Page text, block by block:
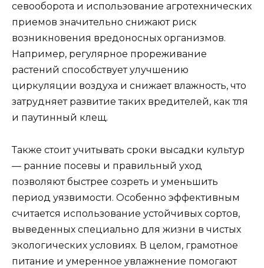
севооборота и использование агротехнических
приемов значительно снижают риск
возникновения вредоносных организмов.
Например, регулярное прореживание
растений способствует улучшению
циркуляции воздуха и снижает влажность, что
затрудняет развитие таких вредителей, как тля
и паутинный клещ.
Также стоит учитывать сроки высадки культур
— ранние посевы и правильный уход
позволяют быстрее созреть и уменьшить
период уязвимости. Особенно эффективным
считается использование устойчивых сортов,
выведенных специально для жизни в чистых
экологических условиях. В целом, грамотное
питание и умеренное увлажнение помогают